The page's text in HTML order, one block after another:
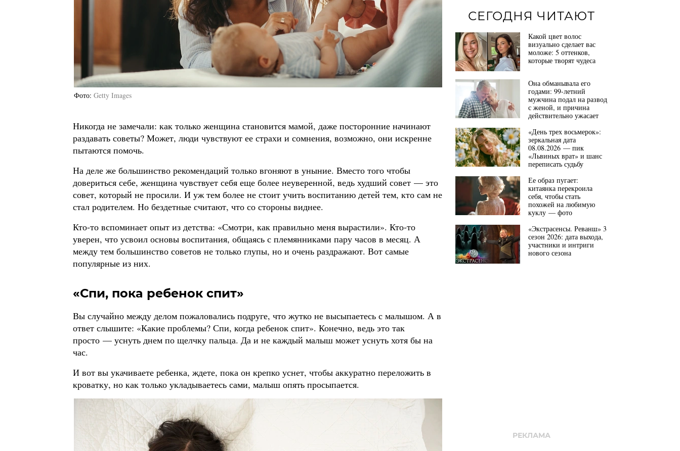
Фото Getty Images
Никогда не замечали: как только женщина становится мамой, даже посторонние начинают
раздавать советы? Может, люди чувствуют ее страхи и сомнения, возможно, они искренне
пытаются помочь.
На деле же большинство рекомендаций только вгоняют в уныние. Вместо того чтобы
довериться себе, женщина чувствует себя еще более неуверенной, ведь худший совет — это
совет, который не просили. И уж тем более не стоит учить воспитанию детей тем, кто сам не
стал родителем. Но бездетные считают, что со стороны виднее.
Кто-то вспоминает опыт из детства: «Смотри, как правильно меня вырастили». Кто-то
уверен, что усвоил основы воспитания, общаясь с племянниками пару часов в месяц. А
между тем большинство советов не только глупы, но и очень раздражают. Вот самые
популярные из них.
«Спи, пока ребенок спит»
Вы случайно между делом пожаловались подруге, что жутко не высыпаетесь с малышом. А в
ответ слышите: «Какие проблемы? Спи, когда ребенок спит». Конечно, ведь это так
просто — уснуть днем по щелчку пальца. Да и не каждый малыш может уснуть хотя бы на
час.
И вот вы укачиваете ребенка, ждете, пока он крепко уснет, чтобы аккуратно переложить в
кроватку, но как только укладываетесь сами, малыш опять просыпается.
СЕГОДНЯ ЧИТАЮТ
Какой цвет волос
визуально сделает вас
моложе: 5 оттенков,
которые творят чудеса
Она обманывала его
годами: 99-летний
мужчина подал на развод
с женой, и причина
действительно ужасает
«День трех восьмерок»:
зеркальная дата
08.08.2026 — пик
«Львиных врат» и шанс
переписать судьбу
Ее образ пугает:
китаянка перекроила
себя, чтобы стать
похожей на любимую
куклу — фото
«Экстрасенсы. Реванш» 3
сезон 2026: дата выхода,
участники и интриги
нового сезона